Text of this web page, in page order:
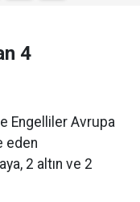
4
Engelliler Avrupa
eden
2 altın ve 2